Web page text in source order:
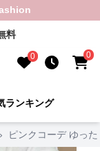
料
0 0
ランキング
› ピンクコーデ ゆっ